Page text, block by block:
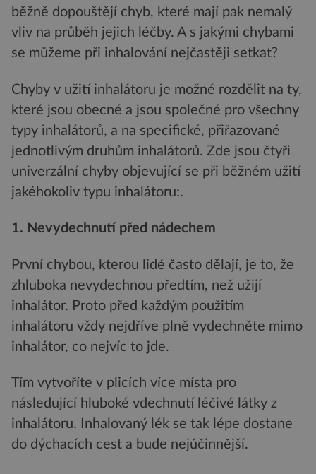
běžně dopouštějí chyb, které mají pak nemalý
vliv na průběh jejich léčby. A s jakými chybami
se můžeme při inhalování nejčastěji setkat?
Chyby v užití inhalátoru je možné rozdělit na ty,
které jsou obecné a jsou společné pro všechny
typy inhalátorů, a na specifické, přiřazované
jednotlivým druhům inhalátorů. Zde jsou čtyři
univerzální chyby objevující se při běžném užití
jakéhokoliv typu inhalátoru:.
1. Nevydechnutí před nádechem
První chybou, kterou lidé často dělají, je to, že
zhluboka nevydechnou předtím, než užijí
inhalátor. Proto před každým použitím
inhalátoru vždy nejdříve plně vydechněte mimo
inhalátor, co nejvíc to jde.
Tím vytvoříte v plicích více místa pro
následující hluboké vdechnutí léčivé látky z
inhalátoru. Inhalovaný lék se tak lépe dostane
do dýchacích cest a bude nejúčinnější.